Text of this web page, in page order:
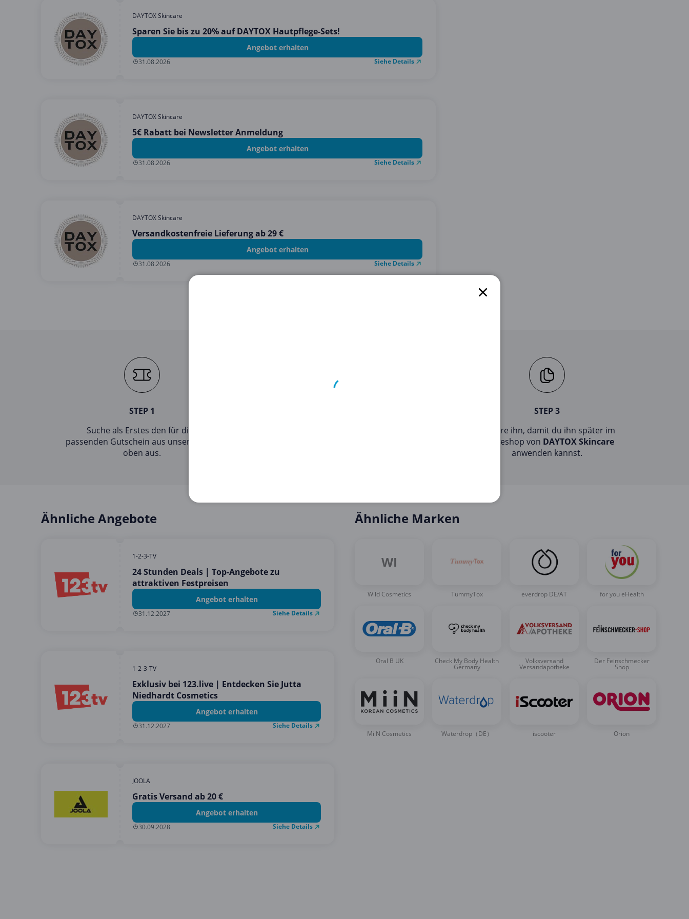
DAYTOX Skincare
Sparen Sie bis zu 20% auf DAYTOX Hautpflege-Sets!
Angebot erhalten
31.08.2026 Siehe Details
DAYTOX Skincare
5€ Rabatt bei Newsletter Anmeldung
Angebot erhalten
31.08.2026 Siehe Details
DAYTOX Skincare
Versandkostenfreie Lieferung ab 29 €
Angebot erhalten
31.08.2026 Siehe Details
STEP 1
Suche als Erstes den für dich
passenden Gutschein aus unserer Liste
oben aus.
STEP 3
Kopiere ihn, damit du ihn später im
Onlineshop von DAYTOX Skincare
anwenden kannst.
Ähnliche Angebote
1-2-3-TV
24 Stunden Deals | Top-Angebote zu
attraktiven Festpreisen
Angebot erhalten
31.12.2027 Siehe Details
1-2-3-TV
Exklusiv bei 123.live | Entdecken Sie Jutta
Niedhardt Cosmetics
Angebot erhalten
31.12.2027 Siehe Details
JOOLA
Gratis Versand ab 20 €
Angebot erhalten
30.09.2028 Siehe Details
Ähnliche Marken
WI
Wild Cosmetics TummyTox everdrop DE/AT for you eHealth
Oral B UK Check My Body Health
Germany
Volksversand
Versandapotheke
Der Feinschmecker
Shop
MiiN Cosmetics Waterdrop（DE） iscooter Orion